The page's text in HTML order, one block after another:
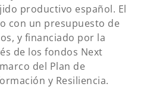
productivo español. El
con un presupuesto de
y financiado por la
de los fondos Next
del Plan de
y Resiliencia.